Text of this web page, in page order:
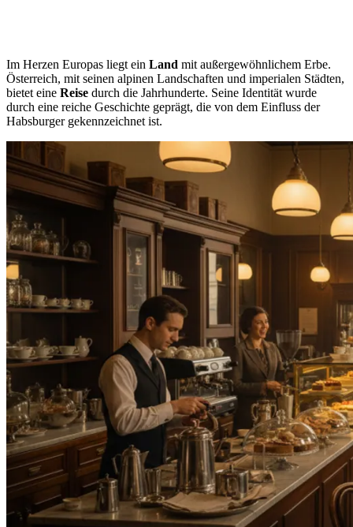
Im Herzen Europas liegt ein Land mit außergewöhnlichem Erbe.
Österreich, mit seinen alpinen Landschaften und imperialen Städten,
bietet eine Reise durch die Jahrhunderte. Seine Identität wurde
durch eine reiche Geschichte geprägt, die von dem Einfluss der
Habsburger gekennzeichnet ist.